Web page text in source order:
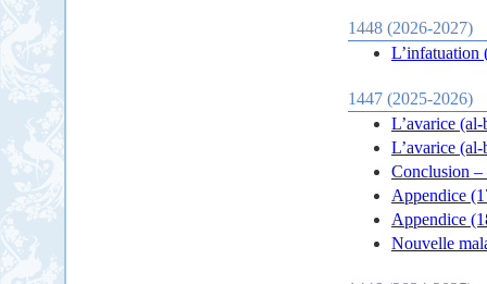
1448 (2026-2027)
L’infatuation
1447 (2025-2026)
L’avarice
L’avarice
Conclusion –
Appendice
Appendice
Nouvelle